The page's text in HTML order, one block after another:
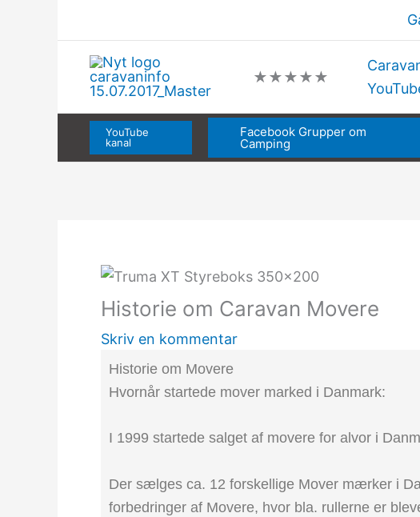
★★★★★
YouTube
kanal
Facebook Grupper om
Camping
Historie om Caravan Movere
Skriv en kommentar
Historie om Movere
Hvornår startede mover marked i Danmark:
I 1999 startede salget af movere for alvor i
Der sælges ca. 12 forskellige Mover mærker i
forbedringer af Movere, hvor bla. rullerne er